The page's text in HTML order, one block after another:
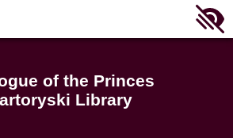
of the Princes
Library